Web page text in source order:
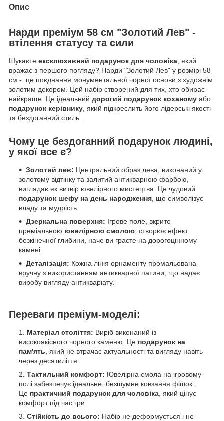
Опис
Нарди преміум 58 см "Золотий Лев" -
втілення статусу та сили
Шукаєте ексклюзивний подарунок для чоловіка , який
вражає з першого погляду? Нарди "Золотий Лев" у розмірі 58
см - це поєднання монументальної чорної основи з художнім
золотим декором. Цей набір створений для тих, хто обирає
найкраще. Це ідеальний дорогий подарунок коханому або
подарунок керівнику , який підкреслить його лідерські якості
та бездоганний стиль.
Чому це бездоганний подарунок людині,
у якої все є?
Золотий лев: Центральний образ лева, виконаний у
золотому відтінку та залитий антикварною фарбою,
виглядає як витвір ювелірного мистецтва. Це чудовий
подарунок шефу на день народження , що символізує
владу та мудрість.
Дзеркальна поверхня: Ігрове поле, вкрите
преміальною ювелірною смолою , створює ефект
безкінечної глибини, наче ви граєте на дорогоцінному
камені.
Деталізація: Кожна лінія орнаменту промальована
вручну з використанням антикварної патини, що надає
виробу вигляду антикваріату.
Переваги преміум-моделі:
Матеріал століття: Виріб виконаний із
високоякісного чорного каменю. Це подарунок на
пам'ять , який не втрачає актуальності та вигляду навіть
через десятиліття.
Тактильний комфорт: Ювелірна смола на ігровому
полі забезпечує ідеальне, безшумне ковзання фішок.
Це практичний подарунок для чоловіка , який цінує
комфорт під час гри.
Стійкість до всього: Набір не деформується і не